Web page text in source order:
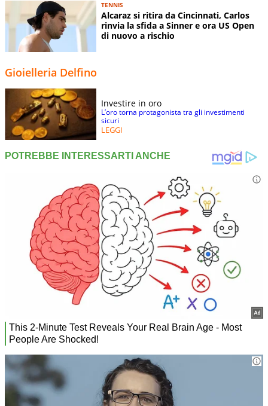
TENNIS
Alcaraz si ritira da Cincinnati, Carlos
rinvia la sfida a Sinner e ora US Open
di nuovo a rischio
Gioielleria Delfino
Investire in oro
L’oro torna protagonista tra gli investimenti
sicuri
LEGGI